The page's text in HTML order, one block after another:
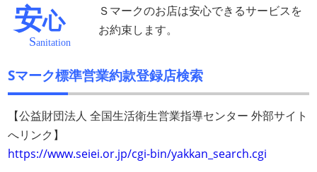
安心
Sanitation
Ｓマークのお店は安心できるサービスを
お約束します。
Sマーク標準営業約款登録店検索
【公益財団法人 全国生活衛生営業指導センター 外部サイト
へリンク】
https://www.seiei.or.jp/cgi-bin/yakkan_search.cgi